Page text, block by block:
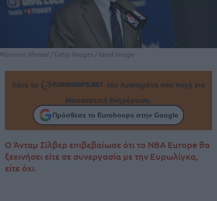
Ahmed / Getty Images / Ideal Image
Κάνε το
την Αγαπημένη σου πηγή για
Μπασκετική Ενημέρωση.
Πρόσθεσε το Eurohoops στην Google
Ο Άνταμ Σίλβερ επιβεβαίωσε ότι το NBA Europe θα
ξεκινήσει είτε σε συνεργασία με την Ευρωλίγκα,
είτε όχι.